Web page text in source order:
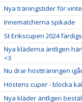
Nya träningstider för
Innematcherna spikade
St Erikscupen 2024
Nya kläderna äntligen
<3
Nu drar höstträningen
Höstens cuper - blocka
Nya kläder äntligen